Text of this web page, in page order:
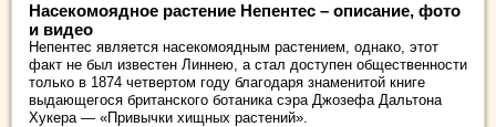
Насекомоядное растение Непентес – описание, фото
и видео
Непентес является насекомоядным растением, однако, этот
факт не был известен Линнею, а стал доступен общественности
только в 1874 четвертом году благодаря знаменитой книге
выдающегося британского ботаника сэра Джозефа Дальтона
Хукера — «Привычки хищных растений».